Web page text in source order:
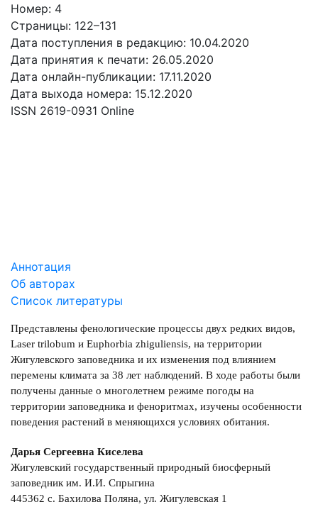
Номер: 4
Страницы: 122–131
Дата поступления в редакцию: 10.04.2020
Дата принятия к печати: 26.05.2020
Дата онлайн-публикации: 17.11.2020
Дата выхода номера: 15.12.2020
ISSN 2619-0931 Online
Аннотация
Об авторах
Список литературы
Представлены фенологические процессы двух редких видов,
Laser trilobum и Euphorbia zhiguliensis, на территории
Жигулевского заповедника и их изменения под влиянием
перемены климата за 38 лет наблюдений. В ходе работы были
получены данные о многолетнем режиме погоды на
территории заповедника и феноритмах, изучены особенности
поведения растений в меняющихся условиях обитания.
Дарья Сергеевна Киселева
Жигулевский государственный природный биосферный
заповедник им. И.И. Спрыгина
445362 с. Бахилова Поляна, ул. Жигулевская 1